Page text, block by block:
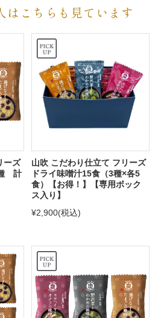
はこちらも見ています
ーズ
種 計
山吹 こだわり仕立て フリーズ
ドライ味噌汁15食（3種×各5
食）【お得！】【専用ボック
ス入り】
¥2,900(税込)